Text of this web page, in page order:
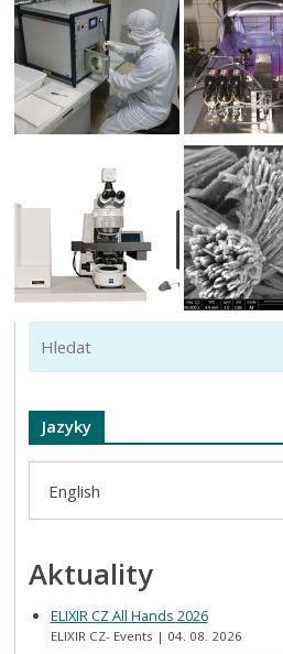
Jazyky
English
Aktuality
ELIXIR CZ All Hands 2026
ELIXIR CZ- Events 04. 08. 2026